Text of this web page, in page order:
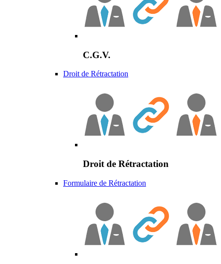
C.G.V.
Droit de Rétractation
Droit de Rétractation
Formulaire de Rétractation